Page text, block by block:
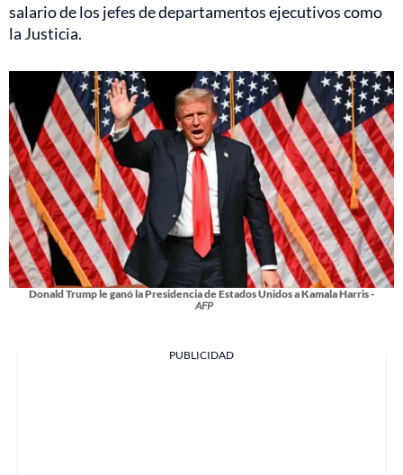
salario de los jefes de departamentos ejecutivos como
la Justicia.
Donald Trump le ganó la Presidencia de Estados Unidos a Kamala Harris -
AFP
PUBLICIDAD